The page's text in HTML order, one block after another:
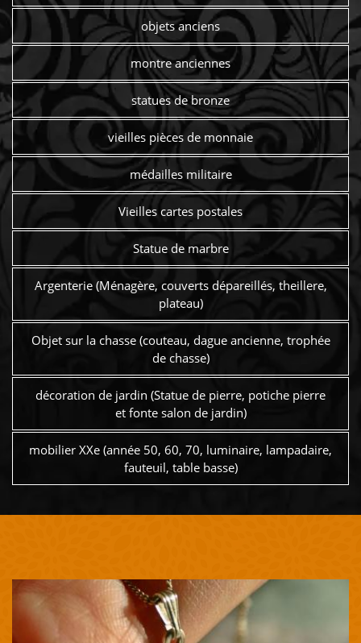
objets anciens
montre anciennes
statues de bronze
vieilles pièces de monnaie
médailles militaire
Vieilles cartes postales
Statue de marbre
Argenterie (Ménagère, couverts dépareillés, theillere,
plateau)
Objet sur la chasse (couteau, dague ancienne, trophée
de chasse)
décoration de jardin (Statue de pierre, potiche pierre
et fonte salon de jardin)
mobilier XXe (année 50, 60, 70, luminaire, lampadaire,
fauteuil, table basse)